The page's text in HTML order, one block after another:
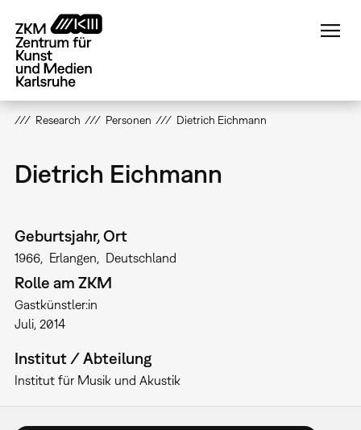
zum
Inhalt
Research Personen Dietrich Eichmann
Dietrich Eichmann
Geburtsjahr, Ort
1966 Erlangen Deutschland
Rolle am ZKM
Gastkünstler:in
Juli, 2014
Institut / Abteilung
Institut für Musik und Akustik